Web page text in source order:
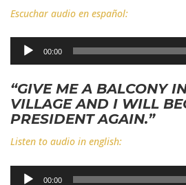
Escuchar audio en español:
Reproductor
00:00
“GIVE ME A BALCONY
VILLAGE AND I WILL
PRESIDENT AGAIN.”
Listen to audio in english:
Reproductor
00:00